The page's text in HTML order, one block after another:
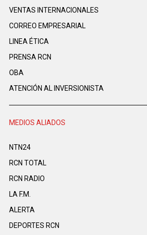
VENTAS INTERNACIONALES
CORREO EMPRESARIAL
LINEA ÉTICA
PRENSA RCN
OBA
ATENCIÓN AL INVERSIONISTA
MEDIOS ALIADOS
NTN24
RCN TOTAL
RCN RADIO
LA F.M.
ALERTA
DEPORTES RCN